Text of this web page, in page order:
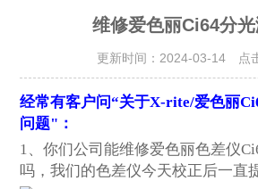
维修爱色丽Ci64分
更新时间：2024-03-14 点
经常有客户问“关于X-rite/爱色丽
问题"：
1、你们公司能维修爱色丽色差仪
吗，我们的色差仪今天校正后一直